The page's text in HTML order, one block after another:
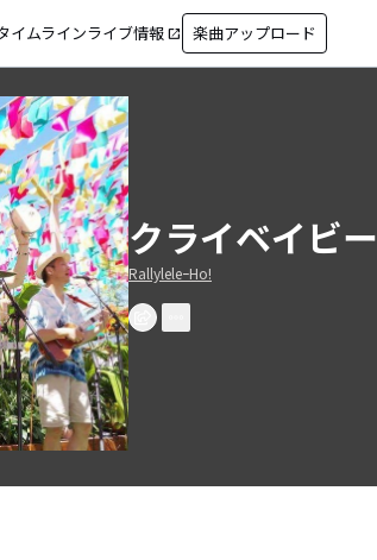
イムラインライブ情報 open_in_new 楽曲アップロード
クライベイビー
RallyleleｰHo!